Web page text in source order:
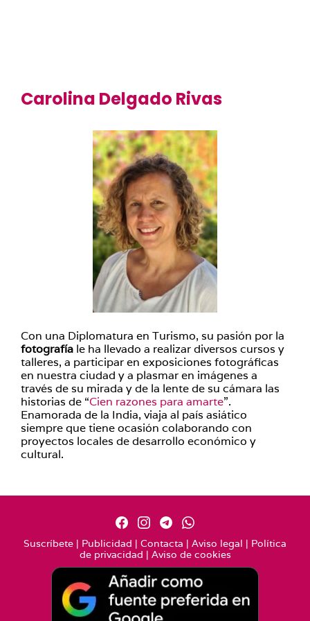
Carolina Delgado Rivas
Con una Diplomatura en Turismo, su pasión por la
fotografía le ha llevado a realizar diversos cursos y
talleres, a participar en exposiciones fotográficas
en nuestra ciudad y a plasmar en imágenes a
través de su mirada y de la lente de su cámara las
historias de “Cien razones para amarte”.
Enamorada de la India, viaja al país asiático
siempre que tiene ocasión colaborando con
proyectos locales de desarrollo económico y
cultural.
Suscríbete | Publicidad | Contacta | Aviso legal | Política
de privacidad | Aviso de cookies